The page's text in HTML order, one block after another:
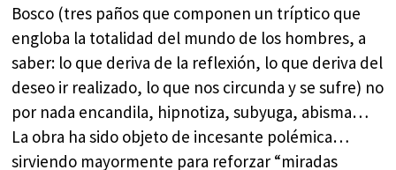
Bosco (tres paños que componen un tríptico que
engloba la totalidad del mundo de los hombres, a
saber: lo que deriva de la reflexión, lo que deriva del
deseo ir realizado, lo que nos circunda y se sufre) no
por nada encandila, hipnotiza, subyuga, abisma…
La obra ha sido objeto de incesante polémica…
sirviendo mayormente para reforzar “miradas